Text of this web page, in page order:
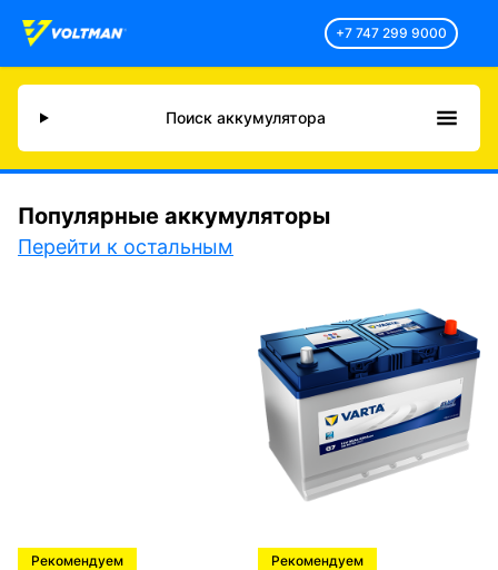
+7 747 299 9000
Поиск аккумулятора
Популярные аккумуляторы
Перейти к остальным
Рекомендуем Рекомендуем